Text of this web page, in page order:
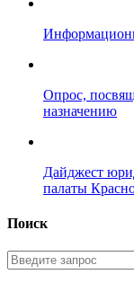
Опрос,
назначению
Дайджест
палаты
Поиск
Введите
запрос